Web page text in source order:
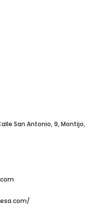
San Antonio, 9, Montijo,